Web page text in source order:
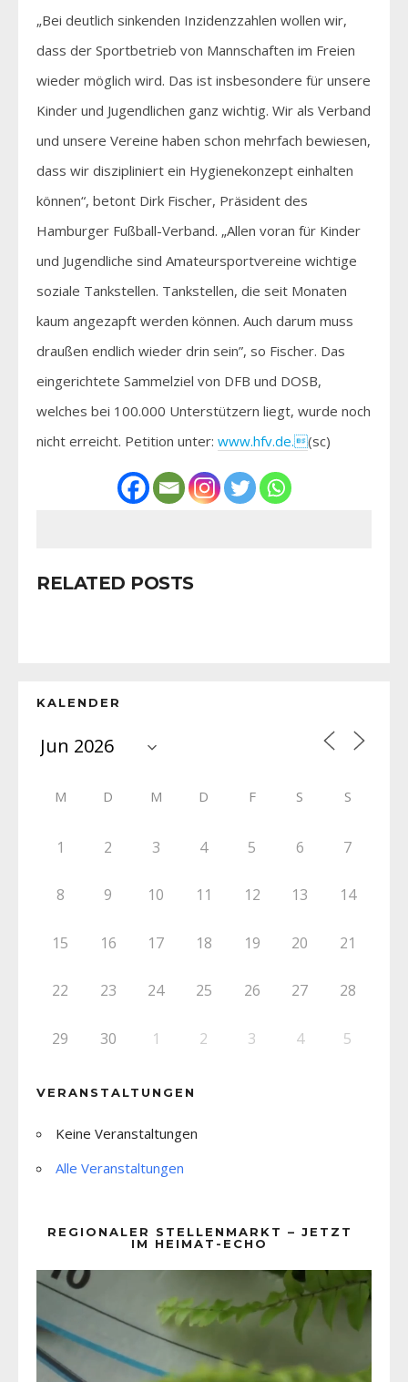
„Bei deutlich sinkenden Inzidenzzahlen wollen wir,
dass der Sportbetrieb von Mannschaften im Freien
wieder möglich wird. Das ist insbesondere für unsere
Kinder und Jugendlichen ganz wichtig. Wir als Verband
und unsere Vereine haben schon mehrfach bewiesen,
dass wir diszipliniert ein Hygienekonzept einhalten
können“, betont Dirk Fischer, Präsident des
Hamburger Fußball-Verband. „Allen voran für Kinder
und Jugendliche sind Amateursportvereine wichtige
soziale Tankstellen. Tankstellen, die seit Monaten
kaum angezapft werden können. Auch darum muss
draußen endlich wieder drin sein”, so Fischer. Das
eingerichtete Sammelziel von DFB und DOSB,
welches bei 100.000 Unterstützern liegt, wurde noch
nicht erreicht. Petition unter: www.hfv.de.(sc)
RELATED POSTS
KALENDER
M D M D F S S
1 2 3 4 5 6 7
8 9 10 11 12 13 14
15 16 17 18 19 20 21
22 23 24 25 26 27 28
29 30 1 2 3 4 5
VERANSTALTUNGEN
Keine Veranstaltungen
Alle Veranstaltungen
REGIONALER STELLENMARKT – JETZT
IM HEIMAT-ECHO
Player